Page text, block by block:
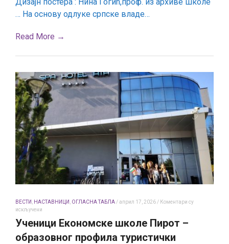
… На основу одлуке српске владе…
Read More →
ВЕСТИ НАСТАВНИЦИ ОГЛАСНА ТАБЛА /април 17, 2026 / Коментари су
искључени
Економске
Пирот
Ученици Економске школе Пирот –
образовнoг профила туристички